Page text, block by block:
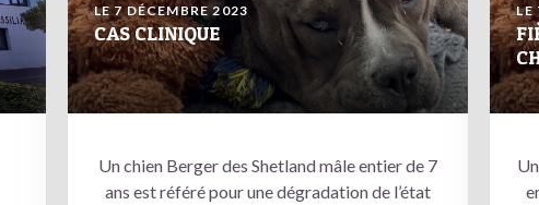
LE 7 DÉCEMBRE 2023
CAS CLINIQUE
Un chien Berger des Shetland mâle entier de 7
ans est référé pour une dégradation de l’état
LE